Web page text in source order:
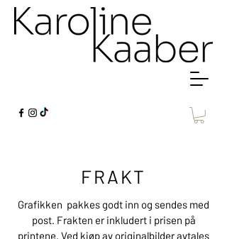
FRAKT
Grafikken pakkes godt inn og sendes med
post. Frakten er inkludert i prisen på
printene. Ved kjøp av originalbilder avtales